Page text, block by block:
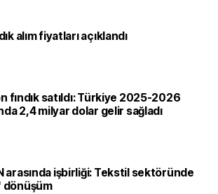
alım fiyatları açıklandı
fındık satıldı: Türkiye 2025-2026
2,4 milyar dolar gelir sağladı
arasında işbirliği: Tekstil sektöründe
dönüşüm